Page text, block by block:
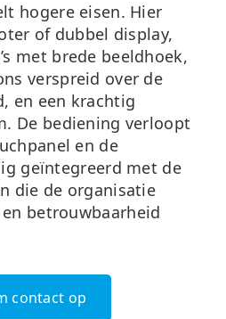
hogere eisen. Hier
of dubbel display,
met brede beeldhoek,
verspreid over de
en een krachtig
De bediening verloopt
en de
geïntegreerd met de
die de organisatie
betrouwbaarheid
contact op